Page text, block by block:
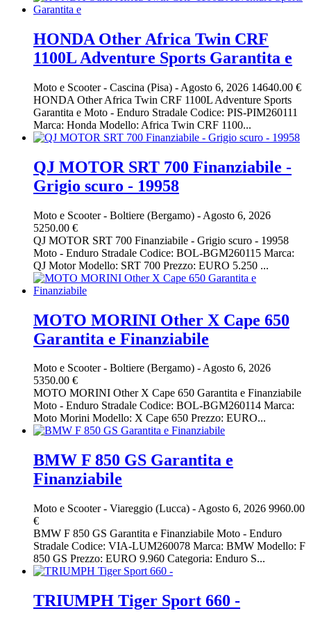
HONDA Other Africa Twin CRF
1100L Adventure Sports Garantita e
Moto e Scooter- Cascina (Pisa) - Agosto 6, 2026 14640.00 €
HONDA Other Africa Twin CRF 1100L Adventure Sports
Garantita e Moto - Enduro Stradale Codice: PIS-PIM260111
Marca: Honda Modello: Africa Twin CRF 1100...
QJ MOTOR SRT 700 Finanziabile -
Grigio scuro - 19958
Moto e Scooter- Boltiere (Bergamo) - Agosto 6, 2026
5250.00 €
QJ MOTOR SRT 700 Finanziabile - Grigio scuro - 19958
Moto - Enduro Stradale Codice: BOL-BGM260115 Marca:
QJ Motor Modello: SRT 700 Prezzo: EURO 5.250 ...
MOTO MORINI Other X Cape 650
Garantita e Finanziabile
Moto e Scooter- Boltiere (Bergamo) -Agosto 6, 2026
5350.00 €
MOTO MORINI Other X Cape 650 Garantita e Finanziabile
Moto - Enduro Stradale Codice: BOL-BGM260114 Marca:
Moto Morini Modello: X Cape 650 Prezzo: EURO...
BMW F 850 GS Garantita e
Finanziabile
Moto e Scooter- Viareggio (Lucca) - Agosto 6, 2026 9960.00
€
BMW F 850 GS Garantita e Finanziabile Moto - Enduro
Stradale Codice: VIA-LUM260078 Marca: BMW Modello: F
850 GS Prezzo: EURO 9.960 Categoria: Enduro S...
TRIUMPH Tiger Sport 660 -